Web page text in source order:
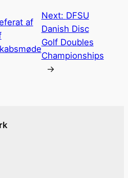
af
Next: DFSU
Danish Disc
Golf Doubles
Championships
→